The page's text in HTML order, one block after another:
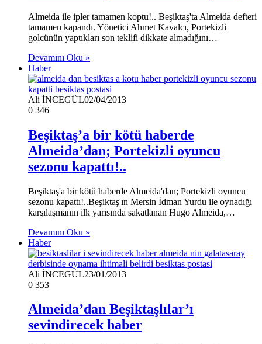
Almeida ile ipler tamamen koptu!.. Beşiktaş'ta Almeida defteri
tamamen kapandı. Yönetici Ahmet Kavalcı, Portekizli
golcünün yaptıkları son teklifi dikkate almadığını…
Devamını Oku »
Haber
Ali İNCEGÜL02/04/2013
0 346
Beşiktaş’a bir kötü haberde
Almeida’dan; Portekizli oyuncu
sezonu kapattı!..
Beşiktaş'a bir kötü haberde Almeida'dan; Portekizli oyuncu
sezonu kapattı!..Beşiktaş'ın Mersin İdman Yurdu ile oynadığı
karşılaşmanın ilk yarısında sakatlanan Hugo Almeida,…
Devamını Oku »
Haber
Ali İNCEGÜL23/01/2013
0 353
Almeida’dan Beşiktaşlılar’ı
sevindirecek haber